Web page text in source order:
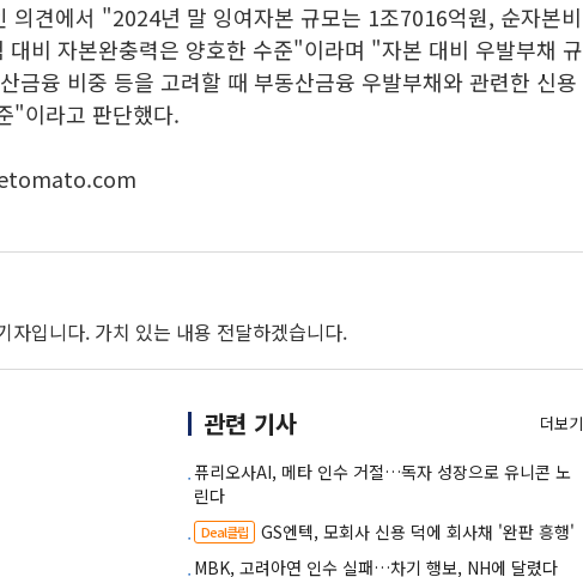
의견에서 "2024년 말 잉여자본 규모는 1조7016억원, 순자본비
비 자본완충력은 양호한 수준"이라며 "자본 대비 우발부채 규
금융 비중 등을 고려할 때 부동산금융 우발부채와 관련한 신용
"이라고 판단했다.
자입니다. 가치 있는 내용 전달하겠습니다.
관련 기사 더보기
퓨리오사AI, 메타 인수 거절…독자 성장으로 유니콘 노
린다
Deal클립
GS엔텍, 모회사 신용 덕에 회사채 '완판 흥행'
MBK, 고려아연 인수 실패…차기 행보, NH에 달렸다